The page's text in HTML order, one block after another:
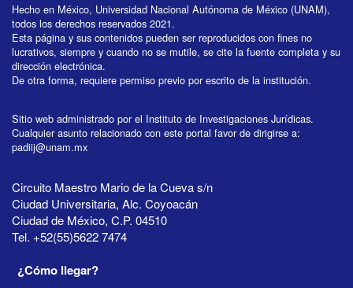
Hecho en México, Universidad Nacional Autónoma de México (UNAM),
todos los derechos reservados 2021.
Esta página y sus contenidos pueden ser reproducidos con fines no
lucrativos, siempre y cuando no se mutile, se cite la fuente completa y su
dirección electrónica.
De otra forma, requiere permiso previo por escrito de la institución.
Sitio web administrado por el Instituto de Investigaciones Jurídicas.
Cualquier asunto relacionado con este portal favor de dirigirse a:
padiij@unam.mx
Circuito Maestro Mario de la Cueva s/n
Ciudad Universitaria, Alc. Coyoacán
Ciudad de México, C.P. 04510
Tel. +52(55)5622 7474
¿Cómo llegar?